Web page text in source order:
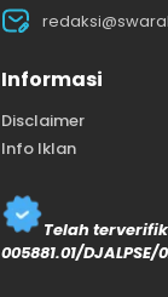
Informasi
Disclaimer
Info Iklan
Telah
005881.01/DJALPSE/